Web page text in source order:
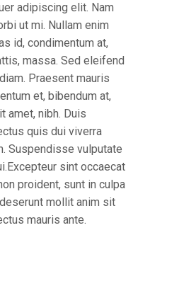
adipiscing elit. Nam
ut mi. Nullam enim
id, condimentum at,
massa. Sed eleifend
Praesent mauris
et, bibendum at,
amet, nibh. Duis
quis dui viverra
Suspendisse vulputate
sint occaecat
proident, sunt in culpa
mollit anim sit
mauris ante.